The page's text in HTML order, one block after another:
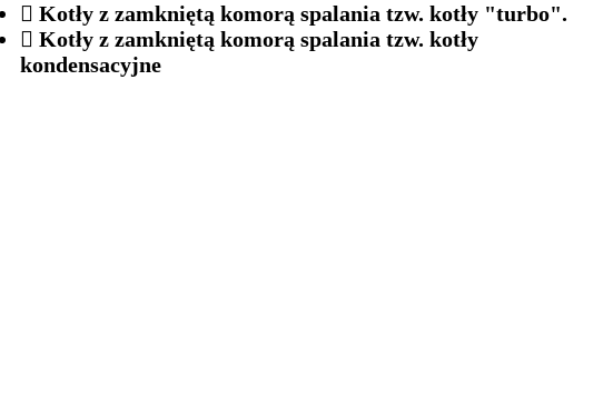
Kotły z zamkniętą komorą spalania tzw. kotły "turbo".
Kotły z zamkniętą komorą spalania tzw. kotły
kondensacyjne